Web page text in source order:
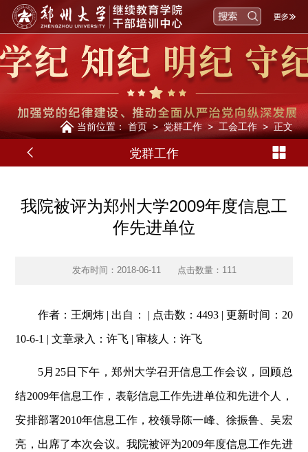
当前位置： 首页>党群工作>工会工作>正文
党群工作
我院被评为郑州大学2009年度信息工
作先进单位
发布时间：2018-06-11 点击数量： 111
作者：王炯炜 | 出自： | 点击数：4493 | 更新时间：20
10-6-1 | 文章录入：许飞 | 审核人：许飞
5月25日下午，郑州大学召开信息工作会议，回顾总
结2009年信息工作，表彰信息工作先进单位和先进个人，
安排部署2010年信息工作，校领导陈一峰、徐振鲁、吴宏
亮，出席了本次会议。我院被评为2009年度信息工作先进